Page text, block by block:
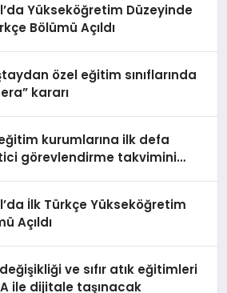
Yükseköğretim Düzeyinde
Bölümü Açıldı
özel eğitim sınıflarında
kararı
eğitim kurumlarına ilk defa
görevlendirme takvimini
İlk Türkçe Yükseköğretim
Açıldı
ve sıfır atık eğitimleri
ile dijitale taşınacak